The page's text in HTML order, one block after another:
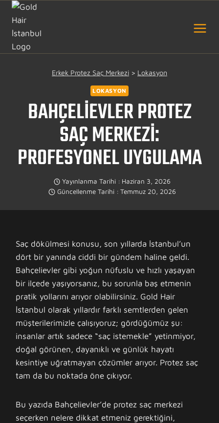
Skip
content
Erkek Protez Saç Merkezi > Lokasyon
LOKASYON
BAHÇELIEVLER PROTEZ
SAÇ MERKEZI:
PROFESYONEL UYGULAMA
Yayınlanma Tarihi : Haziran 3, 2026
Güncellenme Tarihi : Temmuz 20, 2026
Saç dökülmesi konusu, son yıllarda İstanbul’un
dört bir yanında ciddi bir gündem haline geldi.
Bahçelievler gibi yoğun nüfuslu ve hızlı yaşayan
bir ilçede yaşıyorsanız, bu sorunla baş etmenin
pratik yollarını arıyor olabilirsiniz. Gold Hair
İstanbul olarak yıllardır farklı semtlerden gelen
müşterilerimizle çalışıyoruz; gördüğümüz şu:
insanlar artık sadece “saç istemekle” yetinmiyor,
doğal görünen, dayanıklı ve günlük hayatı
kesintiye uğratmayan çözümler arıyor. Protez saç
tam da bu noktada öne çıkıyor.
Bu yazıda Bahçelievler’de protez saç merkezi
seçerken nelere dikkat etmeniz gerektiğini,